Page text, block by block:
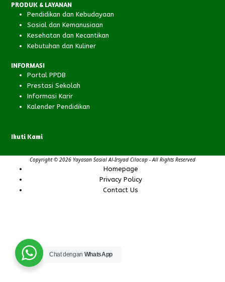
PRODUK & LAYANAN
Pendidikan dan Kebudayaan
Sosial dan Kemanusiaan
Kesehatan dan Kecantikan
Kebutuhan dan Kuliner
INFORMASI
Portal PPDB
Prestasi Sekolah
Informasi Karir
Kalender Pendidikan
Ikuti Kami
Copyright © 2026 Yayasan Sosial Al-Irsyad Cilacap - All Rights Reserved
Homepage
Privacy Policy
Contact Us
Chat dengan WhatsApp